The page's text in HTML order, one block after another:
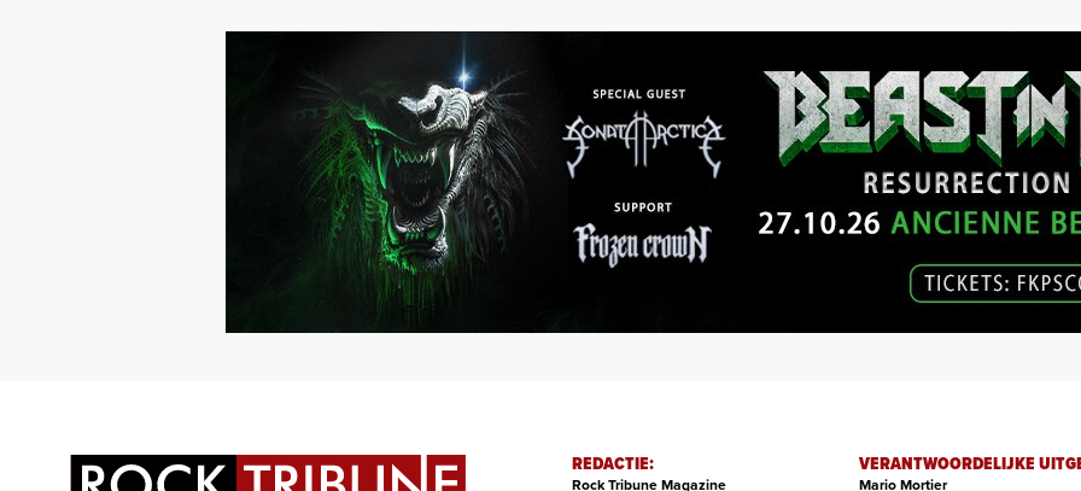
REDACTIE:
Rock Tribune Magazine
VERANTWOORDELIJKE
Mario Mortier